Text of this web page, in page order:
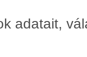
adatait,